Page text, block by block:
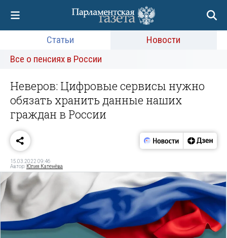
Статьи
Новости
Все о пенсиях в России
Неверов: Цифровые сервисы нужно
обязать хранить данные наших
граждан в России
15.03.2022 09:46
Автор: Юлия Катенёва